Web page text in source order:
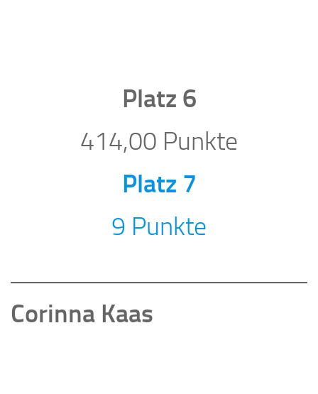
Platz 6
414,00 Punkte
Platz 7
9 Punkte
Corinna Kaas